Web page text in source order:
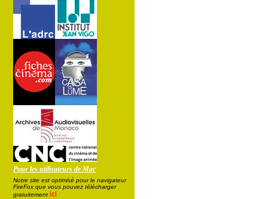
Pour les utilisateurs de Mac
Notre site est optimisé pour le navigateur
FireFox que vous pouvez télécharger
gratuitement ici